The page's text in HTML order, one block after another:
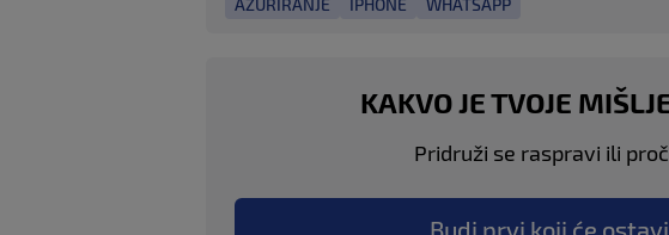
KAKVO JE TVOJE
Pridruži se raspravi ili
Budi prvi koji će